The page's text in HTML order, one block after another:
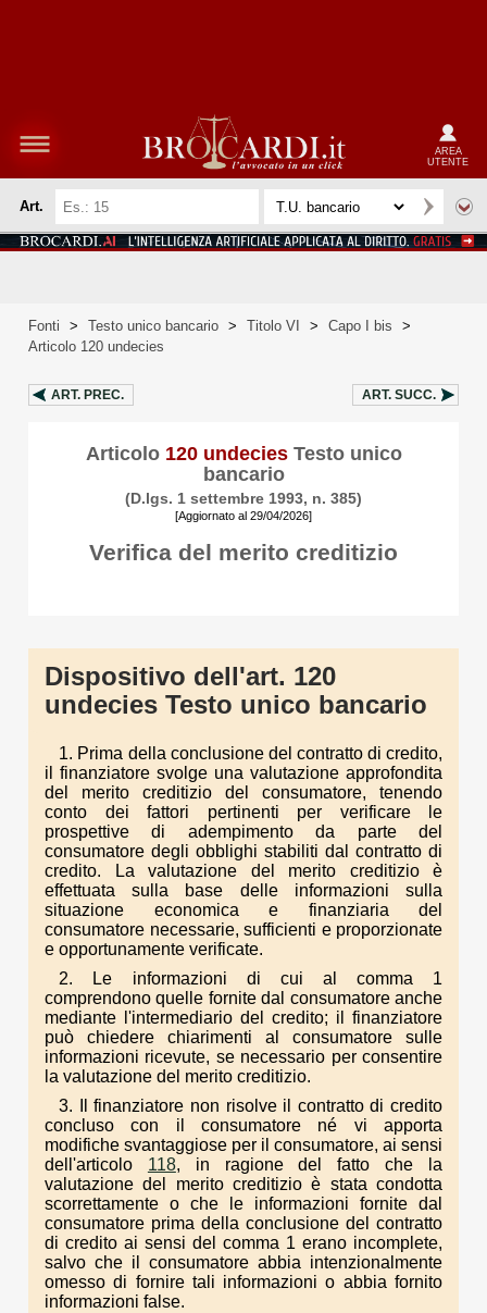
AREA
UTENTE
Art.
Fonti > Testo unico bancario > Titolo VI > Capo I bis
>
Articolo 120 undecies
ART. PREC. ART. SUCC.
Articolo 120 undeciesTesto unico
bancario
(D.lgs. 1 settembre 1993, n. 385)
[Aggiornato al 29/04/2026]
Verifica del merito creditizio
Dispositivo dell'art. 120
undecies Testo unico bancario
1. Prima della conclusione del contratto di credito,
il finanziatore svolge una valutazione approfondita
del merito creditizio del consumatore, tenendo
conto dei fattori pertinenti per verificare le
prospettive di adempimento da parte del
consumatore degli obblighi stabiliti dal contratto di
credito. La valutazione del merito creditizio è
effettuata sulla base delle informazioni sulla
situazione economica e finanziaria del
consumatore necessarie, sufficienti e proporzionate
e opportunamente verificate.
2. Le informazioni di cui al comma 1
comprendono quelle fornite dal consumatore anche
mediante l'intermediario del credito; il finanziatore
può chiedere chiarimenti al consumatore sulle
informazioni ricevute, se necessario per consentire
la valutazione del merito creditizio.
3. Il finanziatore non risolve il contratto di credito
concluso con il consumatore né vi apporta
modifiche svantaggiose per il consumatore, ai sensi
dell'articolo 118, in ragione del fatto che la
valutazione del merito creditizio è stata condotta
scorrettamente o che le informazioni fornite dal
consumatore prima della conclusione del contratto
di credito ai sensi del comma 1 erano incomplete,
salvo che il consumatore abbia intenzionalmente
omesso di fornire tali informazioni o abbia fornito
informazioni false.